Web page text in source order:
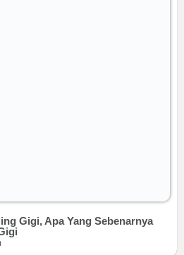
Gigi, Apa Yang Sebenarnya